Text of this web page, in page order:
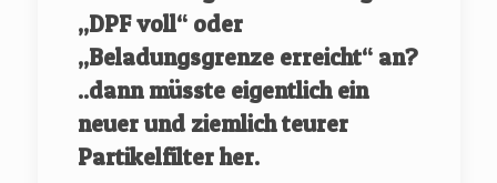
„DPF voll“ oder
„Beladungsgrenze erreicht“ an?
..dann müsste eigentlich ein
neuer und ziemlich teurer
Partikelfilter her.